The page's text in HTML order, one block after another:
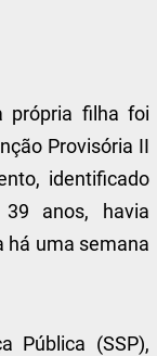
própria filha foi
Provisória II
identificado
anos, havia
há uma semana
Pública (SSP),